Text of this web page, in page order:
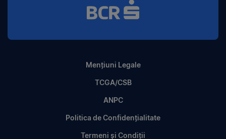
Mențiuni Legale
TCGA/CSB
ANPC
Politica de Confidențialitate
Termeni și Condiții